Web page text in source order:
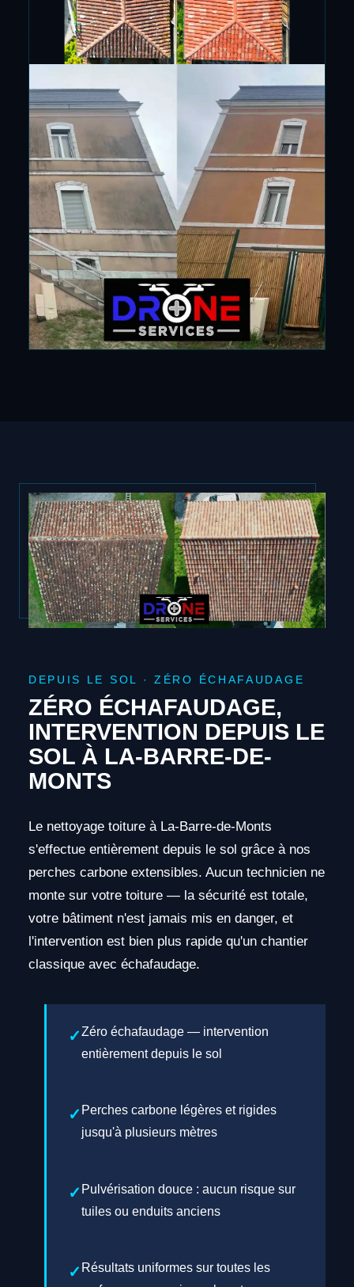
DEPUIS LE SOL · ZÉRO ÉCHAFAUDAGE
ZÉRO ÉCHAFAUDAGE,
INTERVENTION DEPUIS LE
SOL À LA-BARRE-DE-
MONTS
Le nettoyage toiture à La-Barre-de-Monts
s'effectue entièrement depuis le sol grâce à nos
perches carbone extensibles. Aucun technicien ne
monte sur votre toiture — la sécurité est totale,
votre bâtiment n'est jamais mis en danger, et
l'intervention est bien plus rapide qu'un chantier
classique avec échafaudage.
Zéro échafaudage — intervention
entièrement depuis le sol
Perches carbone légères et rigides
jusqu'à plusieurs mètres
Pulvérisation douce : aucun risque sur
tuiles ou enduits anciens
Résultats uniformes sur toutes les